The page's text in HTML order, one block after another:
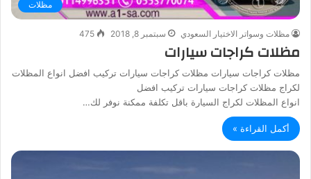
مظلات
مظلات وسواتر الاختيار السعودي سبتمبر 8, 2018 475
مظلات كراجات سيارات
مظلات كراجات سيارات مظلات كراجات سيارات تركيب افضل انواع المظلات
لكراج مظلات كراجات سيارات تركيب افضل
انواع المظلات لكراج السيارة باقل تكلفة ممكنة نوفر لك…
أكمل القراءة »